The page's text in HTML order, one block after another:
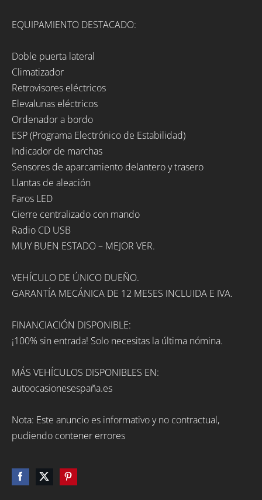
EQUIPAMIENTO DESTACADO:
Doble puerta lateral
Climatizador
Retrovisores eléctricos
Elevalunas eléctricos
Ordenador a bordo
ESP (Programa Electrónico de Estabilidad)
Indicador de marchas
Sensores de aparcamiento delantero y trasero
Llantas de aleación
Faros LED
Cierre centralizado con mando
Radio CD USB
MUY BUEN ESTADO – MEJOR VER.
VEHÍCULO DE ÚNICO DUEÑO.
GARANTÍA MECÁNICA DE 12 MESES INCLUIDA E IVA.
FINANCIACIÓN DISPONIBLE:
¡100% sin entrada! Solo necesitas la última nómina.
MÁS VEHÍCULOS DISPONIBLES EN:
autoocasionesespaña.es
Nota: Este anuncio es informativo y no contractual,
pudiendo contener errores